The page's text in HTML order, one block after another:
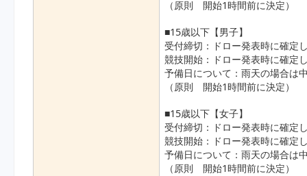
（原則 開始1時間前に決定）
■15歳以下【男子】
受付締切：ドロー発表時に確定
競技開始：ドロー発表時に確定
予備日について：雨天の場合は
（原則 開始1時間前に決定）
■15歳以下【女子】
受付締切：ドロー発表時に確定
競技開始：ドロー発表時に確定
予備日について：雨天の場合は
（原則 開始1時間前に決定）